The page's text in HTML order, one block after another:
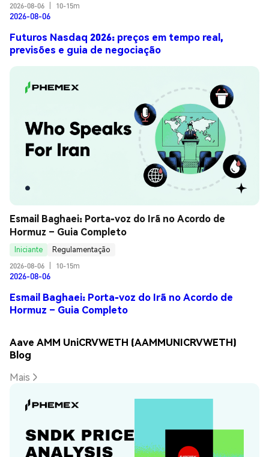
2026-08-06
10-15m
2026-08-06
Futuros Nasdaq 2026: preços em tempo real,
previsões e guia de negociação
Esmail Baghaei: Porta-voz do Irã no Acordo de
Hormuz – Guia Completo
Iniciante
Regulamentação
2026-08-06
10-15m
2026-08-06
Esmail Baghaei: Porta-voz do Irã no Acordo de
Hormuz – Guia Completo
Aave AMM UniCRVWETH (AAMMUNICRVWETH)
Blog
Mais